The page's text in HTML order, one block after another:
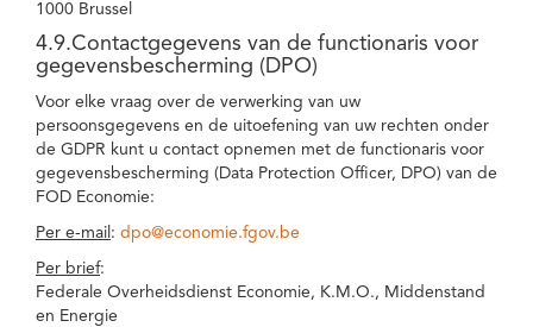
1000 Brussel
4.9.Contactgegevens van de functionaris voor
gegevensbescherming (DPO)
Voor elke vraag over de verwerking van uw
persoonsgegevens en de uitoefening van uw rechten onder
de GDPR kunt u contact opnemen met de functionaris voor
gegevensbescherming (Data Protection Officer, DPO) van de
FOD Economie:
Per e-mail : dpo@economie.fgov.be
Per brief:
Federale Overheidsdienst Economie, K.M.O., Middenstand
en Energie